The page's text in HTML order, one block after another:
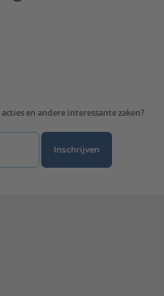
en andere interessante zaken?
Inschrijven